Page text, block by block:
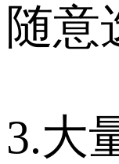
随意
3.大